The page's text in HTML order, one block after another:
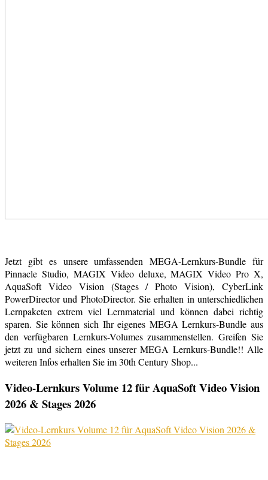
Jetzt gibt es unsere umfassenden MEGA-Lernkurs-Bundle für
Pinnacle Studio, MAGIX Video deluxe, MAGIX Video Pro X,
AquaSoft Video Vision (Stages / Photo Vision), CyberLink
PowerDirector und PhotoDirector. Sie erhalten in unterschiedlichen
Lernpaketen extrem viel Lernmaterial und können dabei richtig
sparen. Sie können sich Ihr eigenes MEGA Lernkurs-Bundle aus
den verfügbaren Lernkurs-Volumes zusammenstellen. Greifen Sie
jetzt zu und sichern eines unserer MEGA Lernkurs-Bundle!! Alle
weiteren Infos erhalten Sie im 30th Century Shop...
Video-Lernkurs Volume 12 für AquaSoft Video Vision
2026 & Stages 2026